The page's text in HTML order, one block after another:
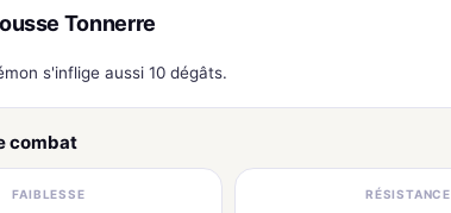
Tonnerre
s'inflige aussi 10 dégâts.
combat
FAIBLESSE RÉSISTANCE